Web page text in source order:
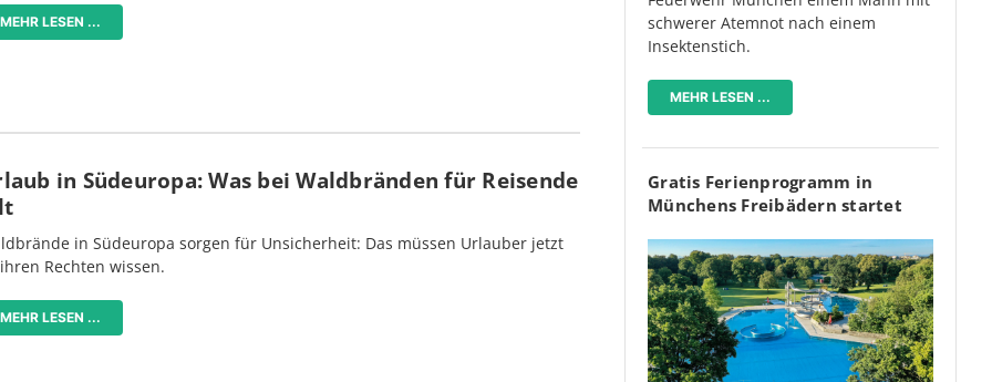
MEHR LESEN ...
in Südeuropa: Was bei Waldbränden für Reisende
in Südeuropa sorgen für Unsicherheit: Das müssen Urlauber jetzt
Rechten wissen.
MEHR LESEN ...
schwerer Atemnot nach einem
Insektenstich.
MEHR LESEN ...
Gratis Ferienprogramm in
Münchens Freibädern startet